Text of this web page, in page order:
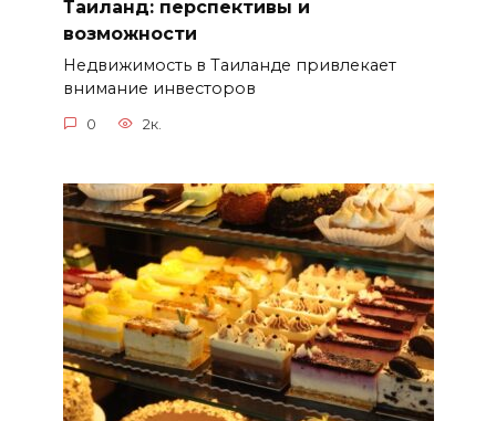
Таиланд: перспективы и
возможности
Недвижимость в Таиланде привлекает
внимание инвесторов
0 2к.